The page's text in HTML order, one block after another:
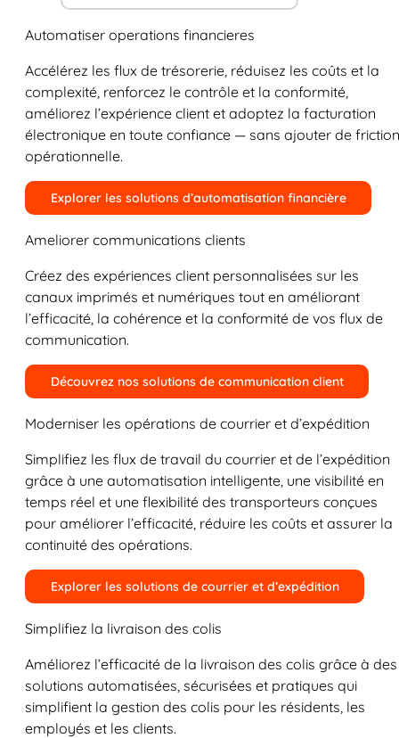
Automatiser operations financieres
Accélérez les flux de trésorerie, réduisez les coûts et la
complexité, renforcez le contrôle et la conformité,
améliorez l’expérience client et adoptez la facturation
électronique en toute confiance — sans ajouter de friction
opérationnelle.
Explorer les solutions d’automatisation financière
Ameliorer communications clients
Créez des expériences client personnalisées sur les
canaux imprimés et numériques tout en améliorant
l’efficacité, la cohérence et la conformité de vos flux de
communication.
Découvrez nos solutions de communication client
Moderniser les opérations de courrier et d’expédition
Simplifiez les flux de travail du courrier et de l’expédition
grâce à une automatisation intelligente, une visibilité en
temps réel et une flexibilité des transporteurs conçues
pour améliorer l’efficacité, réduire les coûts et assurer la
continuité des opérations.
Explorer les solutions de courrier et d’expédition
Simplifiez la livraison des colis
Améliorez l’efficacité de la livraison des colis grâce à des
solutions automatisées, sécurisées et pratiques qui
simplifient la gestion des colis pour les résidents, les
employés et les clients.